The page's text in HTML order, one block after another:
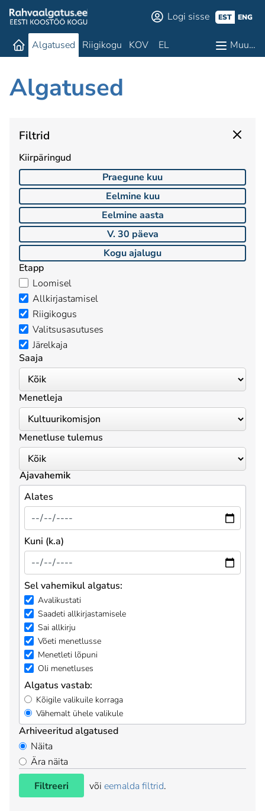
Logi sisse EST ENG
Algatused Riigikogu KOV EL Muu…
Algatused
Filtrid
Kiirpäringud
Praegune kuu
Eelmine kuu
Eelmine aasta
V. 30 päeva
Kogu ajalugu
Etapp
Loomisel
Allkirjastamisel
Riigikogus
Valitsusasutuses
Järelkaja
Saaja
Menetleja
Menetluse tulemus
Ajavahemik
Alates
Kuni (k.a)
Sel vahemikul algatus:
Avalikustati
Saadeti allkirjastamisele
Sai allkirju
Võeti menetlusse
Menetleti lõpuni
Oli menetluses
Algatus vastab:
Kõigile valikuile korraga
Vähemalt ühele valikule
Arhiveeritud algatused
Näita
Ära näita
Filtreeri
või eemalda filtrid.